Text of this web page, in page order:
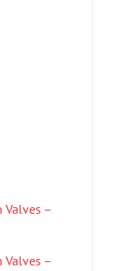
Valves –
Valves –